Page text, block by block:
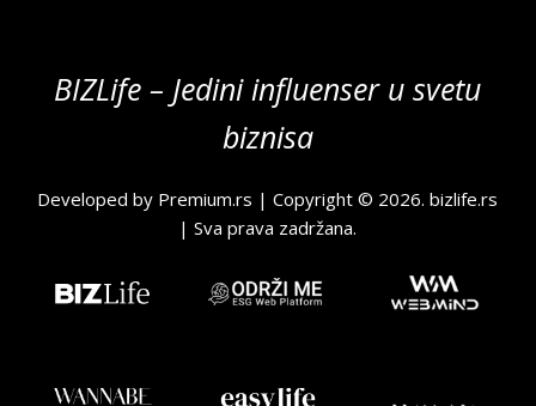
BIZLife – Jedini influenser u svetu
biznisa
Developed by Premium.rs | Copyright © 2026.bizlife.rs
| Sva prava zadržana.